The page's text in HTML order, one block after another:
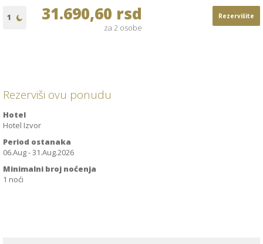
31.690,60 rsd
za 2 osobe
Rezervišite
Rezerviši ovu ponudu
Hotel
Hotel Izvor
Period ostanaka
06.Aug - 31.Aug.2026
Minimalni broj noćenja
1 noći